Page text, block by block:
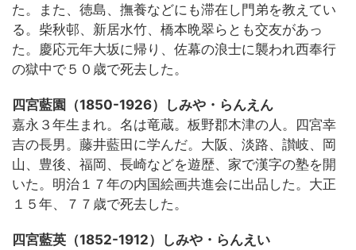
た。また、徳島、撫養などにも滞在し門弟を教えてい
る。柴秋邨、新居水竹、橋本晩翠らとも交友があっ
た。慶応元年大坂に帰り、佐幕の浪士に襲われ西奉行
の獄中で５０歳で死去した。
四宮藍園（1850-1926）しみや・らんえん
嘉永３年生まれ。名は竜蔵。板野郡木津の人。四宮幸
吉の長男。藤井藍田に学んだ。大阪、淡路、讃岐、岡
山、豊後、福岡、長崎などを遊歴、家で漢字の塾を開
いた。明治１７年の内国絵画共進会に出品した。大正
１５年、７７歳で死去した。
四宮藍英（1852-1912）しみや・らんえい